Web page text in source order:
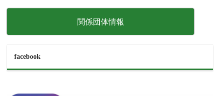
関係団体情報
facebook